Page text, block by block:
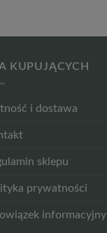
KUPUJĄCYCH
i dostawa
sklepu
prywatności